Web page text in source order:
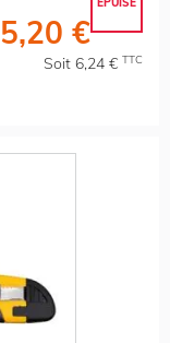
5,20 €
Soit 6,24 € TTC